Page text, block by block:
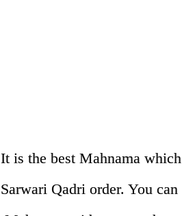
It is the best Mahnama
Sarwari Qadri order. You